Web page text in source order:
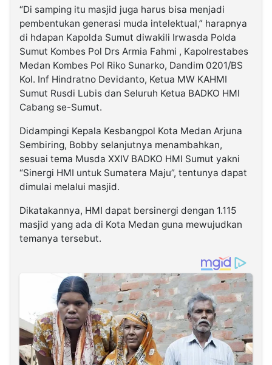
“Di samping itu masjid juga harus bisa menjadi
pembentukan generasi muda intelektual,” harapnya
di hdapan Kapolda Sumut diwakili Irwasda Polda
Sumut Kombes Pol Drs Armia Fahmi , Kapolrestabes
Medan Kombes Pol Riko Sunarko, Dandim 0201/BS
Kol. Inf Hindratno Devidanto, Ketua MW KAHMI
Sumut Rusdi Lubis dan Seluruh Ketua BADKO HMI
Cabang se-Sumut.
Didampingi Kepala Kesbangpol Kota Medan Arjuna
Sembiring, Bobby selanjutnya menambahkan,
sesuai tema Musda XXIV BADKO HMI Sumut yakni
“Sinergi HMI untuk Sumatera Maju”, tentunya dapat
dimulai melalui masjid.
Dikatakannya, HMI dapat bersinergi dengan 1.115
masjid yang ada di Kota Medan guna mewujudkan
temanya tersebut.